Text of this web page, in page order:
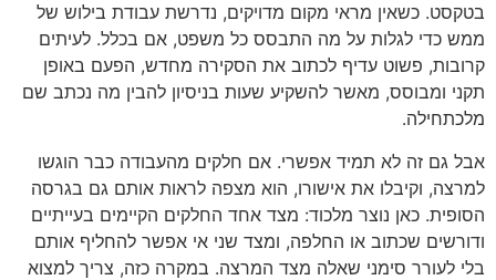
בטקסט. כשאין מראי מקום מדויקים, נדרשת עבודת בילוש של
ממש כדי לגלות על מה התבסס כל משפט, אם בכלל. לעיתים
קרובות, פשוט עדיף לכתוב את הסקירה מחדש, הפעם באופן
תקני ומבוסס, מאשר להשקיע שעות בניסיון להבין מה נכתב שם
מלכתחילה.
אבל גם זה לא תמיד אפשרי. אם חלקים מהעבודה כבר הוגשו
למרצה, וקיבלו את אישורו, הוא מצפה לראות אותם גם בגרסה
הסופית. כאן נוצר מלכוד: מצד אחד החלקים הקיימים בעייתיים
ודורשים שכתוב או החלפה, ומצד שני אי אפשר להחליף אותם
בלי לעורר סימני שאלה מצד המרצה. במקרה כזה, צריך למצוא